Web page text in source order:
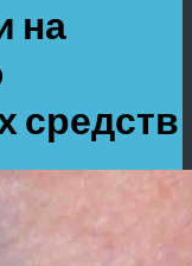
на
средств